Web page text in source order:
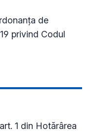
de
privind Codul
1 din Hotărârea